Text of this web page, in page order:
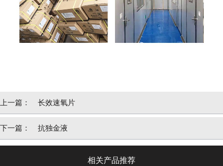
上一篇： 长效速氧片
下一篇： 抗独金液
相关产品推荐